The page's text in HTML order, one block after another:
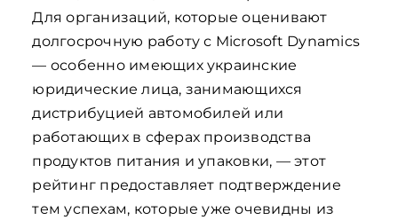
Для организаций, которые оценивают
долгосрочную работу с Microsoft Dynamics
— особенно имеющих украинские
юридические лица, занимающихся
дистрибуцией автомобилей или
работающих в сферах производства
продуктов питания и упаковки, — этот
рейтинг предоставляет подтверждение
тем успехам, которые уже очевидны из